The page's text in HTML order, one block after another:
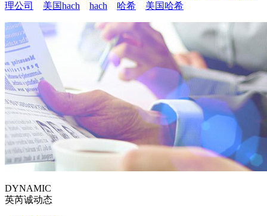
理公司
美国hach hach 哈希 美国哈希
DYNAMIC
英芮诚动态